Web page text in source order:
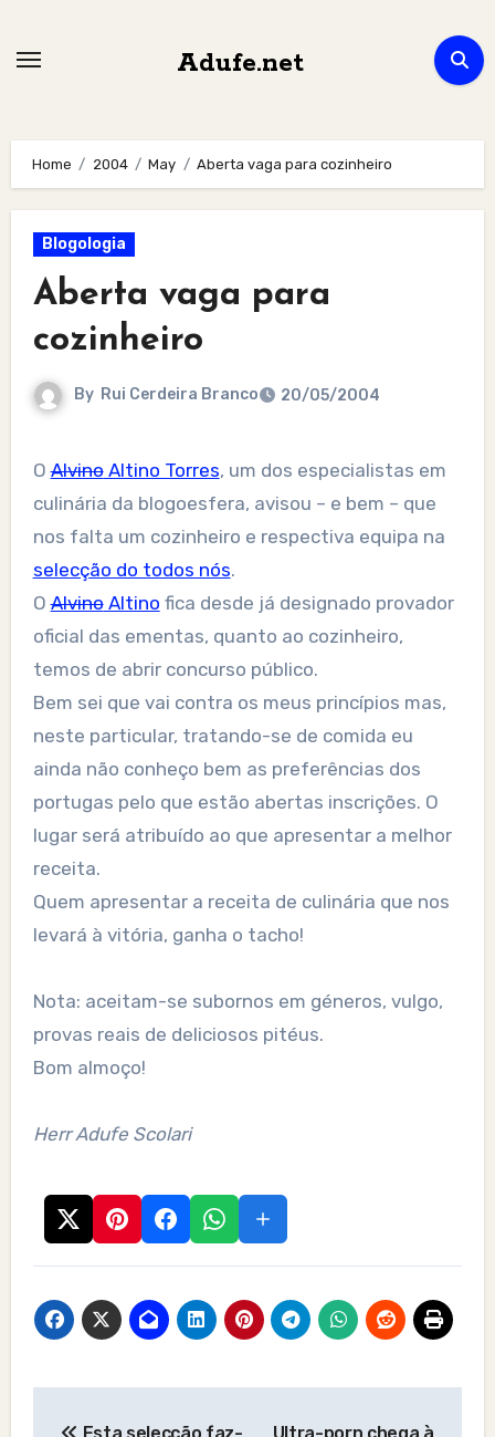
Adufe.net
Home 2004 May Aberta vaga para cozinheiro
Blogologia
Aberta vaga para
cozinheiro
By Rui Cerdeira Branco 20/05/2004
OAlvinoAltino Torres, um dos especialistas em
culinária da blogoesfera, avisou – e bem – que
nos falta um cozinheiro e respectiva equipa na
selecção do todos nós.
OAlvinoAltino fica desde já designado provador
oficial das ementas, quanto ao cozinheiro,
temos de abrir concurso público.
Bem sei que vai contra os meus princípios mas,
neste particular, tratando-se de comida eu
ainda não conheço bem as preferências dos
portugas pelo que estão abertas inscrições. O
lugar será atribuído ao que apresentar a melhor
receita.
Quem apresentar a receita de culinária que nos
levará à vitória, ganha o tacho!
Nota: aceitam-se subornos em géneros, vulgo,
provas reais de deliciosos pitéus.
Bom almoço!
Herr Adufe Scolari
Esta selecção faz-
Ultra-porn chega à